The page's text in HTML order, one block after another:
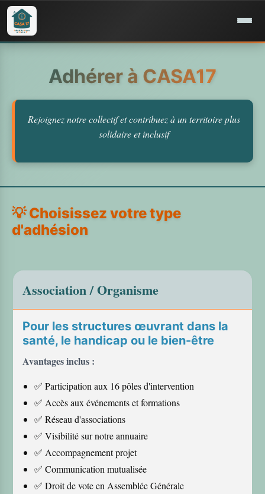
Adhérer à CASA17
Rejoignez notre collectif et contribuez à un territoire plus
solidaire et inclusif
💡 Choisissez votre type
d'adhésion
Association / Organisme
Pour les structures œuvrant dans la
santé, le handicap ou le bien-être
Avantages inclus :
✅ Participation aux 16 pôles d'intervention
✅ Accès aux événements et formations
✅ Réseau d'associations
✅ Visibilité sur notre annuaire
✅ Accompagnement projet
✅ Communication mutualisée
✅ Droit de vote en Assemblée Générale